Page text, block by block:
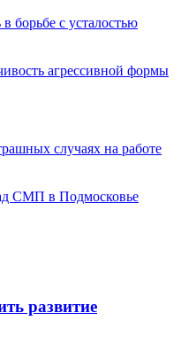
борьбе с усталостью
агрессивной формы
случаях на работе
СМП в Подмосковье
развитие